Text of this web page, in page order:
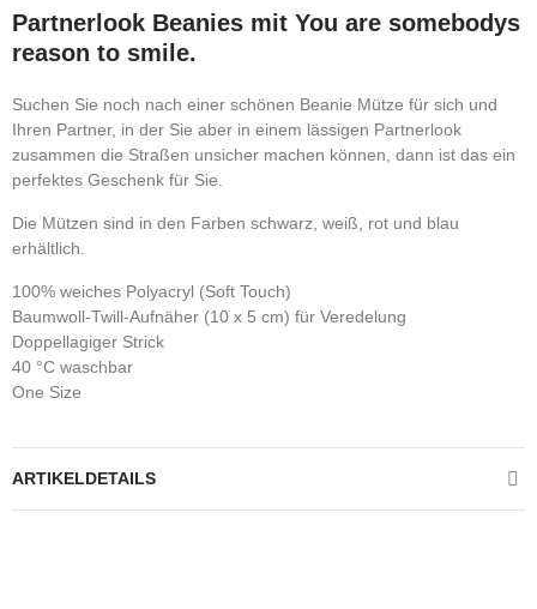
Partnerlook Beanies mit You are somebodys
reason to smile.
Suchen Sie noch nach einer schönen Beanie Mütze für sich und
Ihren Partner, in der Sie aber in einem lässigen Partnerlook
zusammen die Straßen unsicher machen können, dann ist das ein
perfektes Geschenk für Sie.
Die Mützen sind in den Farben schwarz, weiß, rot und blau
erhältlich.
100% weiches Polyacryl (Soft Touch)
Baumwoll-Twill-Aufnäher (10 x 5 cm) für Veredelung
Doppellagiger Strick
40 °C waschbar
One Size
ARTIKELDETAILS